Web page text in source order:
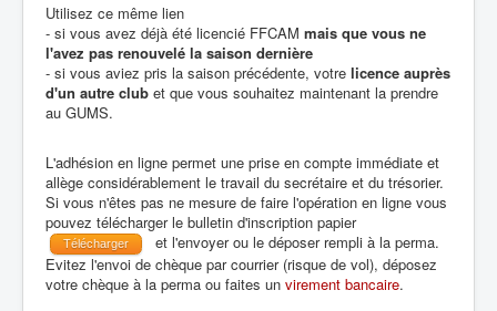
Utilisez ce même lien
- si vous avez déjà été licencié FFCAM mais que vous ne
l'avez pas renouvelé la saison dernière
- si vous aviez pris la saison précédente, votre licence auprès
d'un autre club et que vous souhaitez maintenant la prendre
au GUMS.
L'adhésion en ligne permet une prise en compte immédiate et
allège considérablement le travail du secrétaire et du trésorier.
Si vous n'êtes pas ne mesure de faire l'opération en ligne vous
pouvez télécharger le bulletin d'inscription papier
Télécharger
et l'envoyer ou le déposer rempli à la perma.
Evitez l'envoi de chèque par courrier (risque de vol), déposez
votre chèque à la perma ou faites un virement bancaire.